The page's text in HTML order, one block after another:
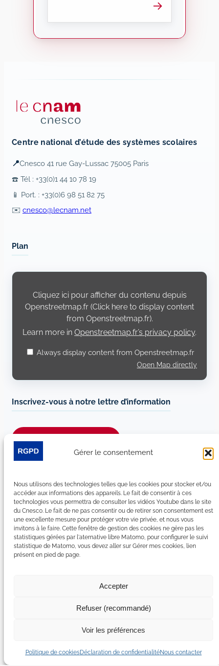
Gérer le consentement
Nous utilisons des technologies telles que les cookies pour stocker et/ou
accéder aux informations des appareils. Le fait de consentir à ces
technologies vous permettra de consulter les vidéos Youtube dans le site
du Cnesco. Le fait de ne pas consentir ou de retirer son consentement est
une excellente mesure pour protéger votre vie privée, et nous vous
invitons à le faire. Cette fenêtre de gestion des cookies ne gère pas les
statistiques gérées par l'aternative libre Matomo, pour configurer le suivi
statistique de Matomo, vous devez aller sur Gérer mes cookies, lien
présent en pied de page.
Accepter
Refuser (recommandé)
Voir les préférences
Politique de cookiesDéclaration de confidentialitéNous contacter
→
Centre national d’étude des systèmes scolaires
📍Cnesco 41 rue Gay-Lussac 75005 Paris
☎️ Tél : +33(0)1 44 10 78 19
📱 Port. : +33(0)6 98 51 82 75
✉️ cnesco@lecnam.net
Plan
Display
Openstreetmap.fr
Cliquez ici pour afficher du contenu depuis
Openstreetmap.fr (Click here to display content
from Openstreetmap.fr).
Learn more in Openstreetmap.fr’s privacy policy.
Always display content from Openstreetmap.fr
Open Map directly
Inscrivez-vous à notre lettre d’information
LinkedIn
YouTube
Facebook
Bluesky
Plan du site
Mentions légales
Gérer mes cookies
Déclaration de confidentialité